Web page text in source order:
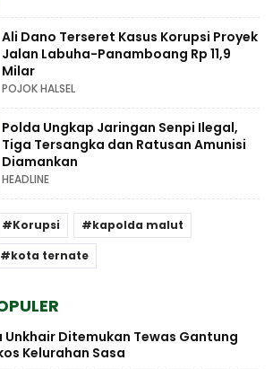
Ali Dano Terseret Kasus Korupsi Proyek
Jalan Labuha-Panamboang Rp 11,9
Milar
POJOK HALSEL
Polda Ungkap Jaringan Senpi Ilegal,
Tiga Tersangka dan Ratusan Amunisi
Diamankan
HEADLINE
Korupsi
kapolda malut
kota ternate
Unkhair Ditemukan Tewas Gantung
Kelurahan Sasa